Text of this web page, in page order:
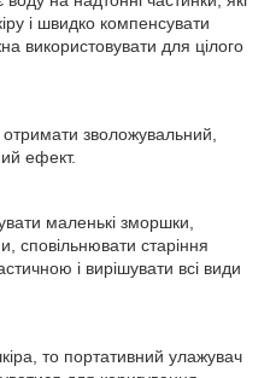
і швидко компенсувати
використовувати для цілого
зволожувальний,
ефект.
маленькі зморшки,
сповільнювати старіння
і вирішувати всі види
то портативний улажувач